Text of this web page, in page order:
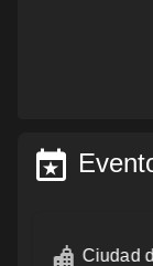
Ciudad